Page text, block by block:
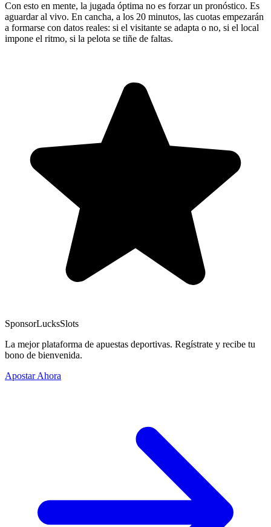
Con esto en mente, la jugada óptima no es forzar un pronóstico. Es
aguardar al vivo. En cancha, a los 20 minutos, las cuotas empezarán
a formarse con datos reales: si el visitante se adapta o no, si el local
impone el ritmo, si la pelota se tiñe de faltas.
SponsorLucksSlots
La mejor plataforma de apuestas deportivas. Regístrate y recibe tu
bono de bienvenida.
Apostar Ahora